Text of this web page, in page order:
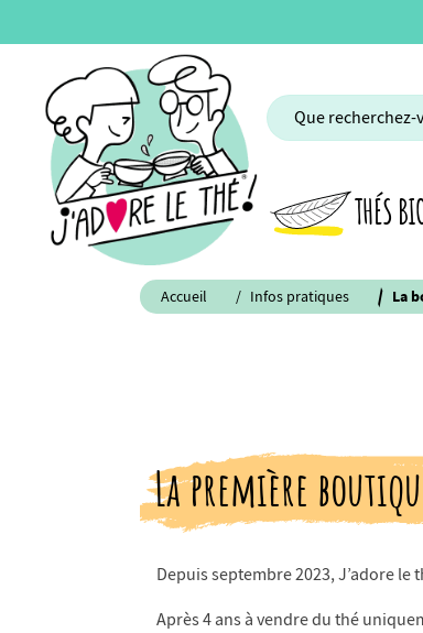
THÉS
Accueil Infos pratiques La
La première
Depuis septembre 2023, J’adore le
Après 4 ans à vendre du thé